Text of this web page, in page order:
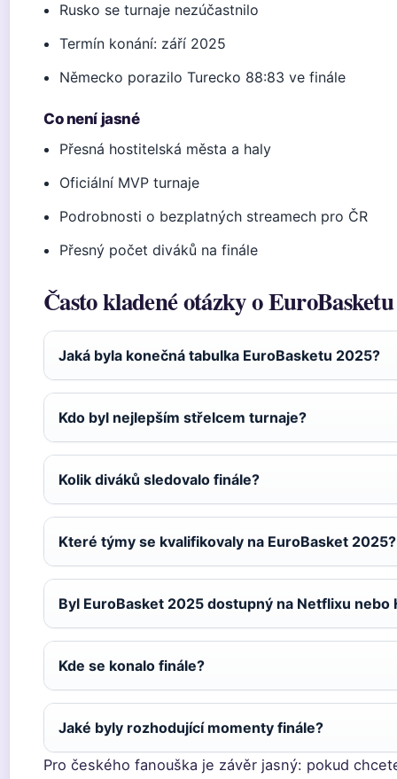
Rusko se turnaje nezúčastnilo
Termín konání: září 2025
Německo porazilo Turecko 88:83 ve finále
Co není jasné
Přesná hostitelská města a haly
Oficiální MVP turnaje
Podrobnosti o bezplatných streamech pro ČR
Přesný počet diváků na finále
Často kladené otázky o
Jaká byla konečná tabulka EuroBasketu 2025?
Kdo byl nejlepším střelcem turnaje?
Kolik diváků sledovalo finále?
Které týmy se kvalifikovaly na EuroBasket 2025?
Byl EuroBasket 2025 dostupný na Netflixu nebo
Kde se konalo finále?
Jaké byly rozhodující momenty finále?
Pro českého fanouška je závěr jasný: pokud